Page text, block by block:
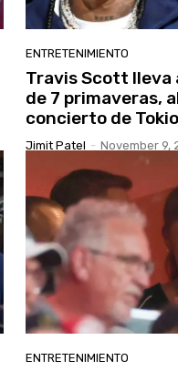
ENTRETENIMIENTO
Travis Scott lleva
de 7 primaveras,
concierto de Tokio
Jimit Patel - November 9,
ENTRETENIMIENTO